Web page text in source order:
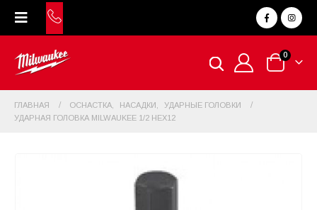
0
ГЛАВНАЯ ОСНАСТКА НАСАДКИ
УДАРНЫЕ ГОЛОВКИ
УДАРНАЯ ГОЛОВКА MILWAUKEE 1/2 HEX12